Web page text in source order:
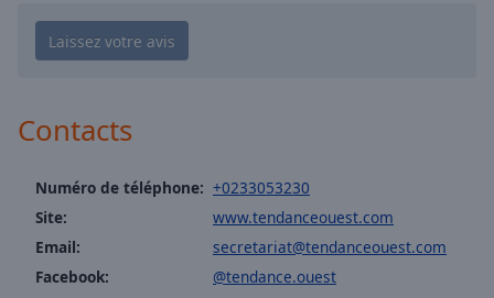
Opacity
Background
Opacity
Font
Contacts
Numéro de téléphone: +0233053230
Site:
www.tendanceouest.com
Email:
secretariat@tendanceouest.com
Facebook:
@tendance.ouest